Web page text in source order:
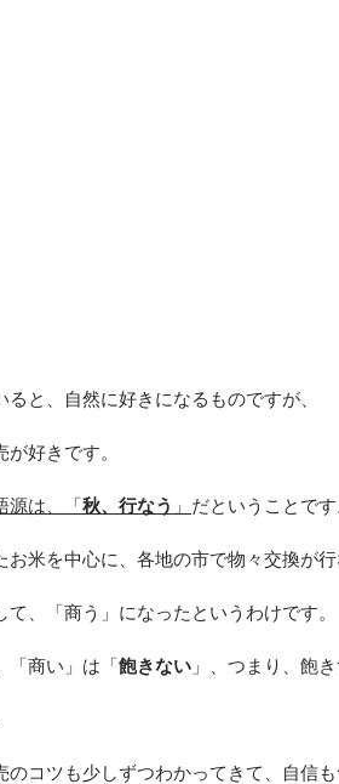
と、自然に好きになるものですが、
売が好きです。
源は、「秋、行なう 」 だということです
米を中心に、各地の市で物々交換が行
て、「商う」になったというわけで
「商い」は「飽きない 」、つまり、
のコツも少しずつわかってきて、自